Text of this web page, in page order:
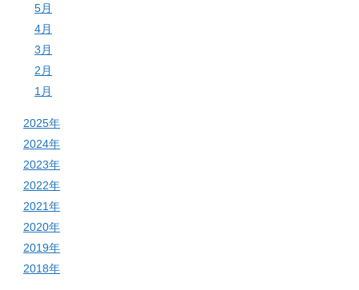
5月
4月
3月
2月
1月
2025年
2024年
2023年
2022年
2021年
2020年
2019年
2018年